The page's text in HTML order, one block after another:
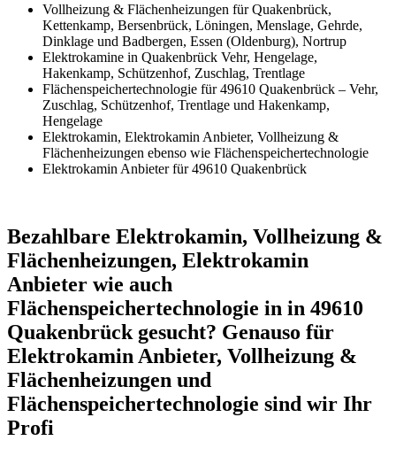
Vollheizung & Flächenheizungen für Quakenbrück,
Kettenkamp, Bersenbrück, Löningen, Menslage, Gehrde,
Dinklage und Badbergen, Essen (Oldenburg), Nortrup
Elektrokamine in Quakenbrück Vehr, Hengelage,
Hakenkamp, Schützenhof, Zuschlag, Trentlage
Flächenspeichertechnologie für 49610 Quakenbrück – Vehr,
Zuschlag, Schützenhof, Trentlage und Hakenkamp,
Hengelage
Elektrokamin, Elektrokamin Anbieter, Vollheizung &
Flächenheizungen ebenso wie Flächenspeichertechnologie
Elektrokamin Anbieter für 49610 Quakenbrück
Bezahlbare Elektrokamin, Vollheizung &
Flächenheizungen, Elektrokamin
Anbieter wie auch
Flächenspeichertechnologie in in 49610
Quakenbrück gesucht? Genauso für
Elektrokamin Anbieter, Vollheizung &
Flächenheizungen und
Flächenspeichertechnologie sind wir Ihr
Profi